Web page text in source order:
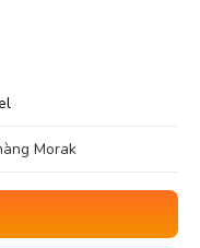
Morak